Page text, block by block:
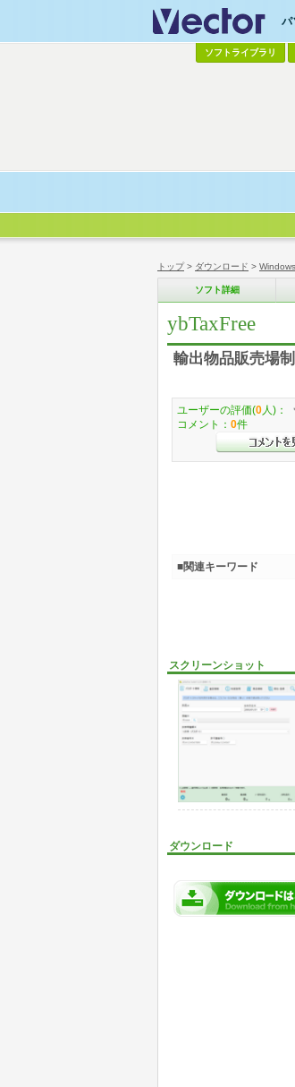
トップ> ダウンロード >
ソフト詳細
ybTaxFree
輸出物品販売場
スクリーンショット
ダウンロード
ユーザーの評価(0 人)：
コメント： 0件
■関連キーワード
パ
ソフトライブラリ